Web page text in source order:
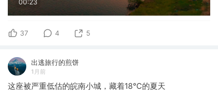
00:23
37 4 5
出逃旅行的煎饼
1月前
这座被严重低估的皖南小城，藏着18℃的夏天